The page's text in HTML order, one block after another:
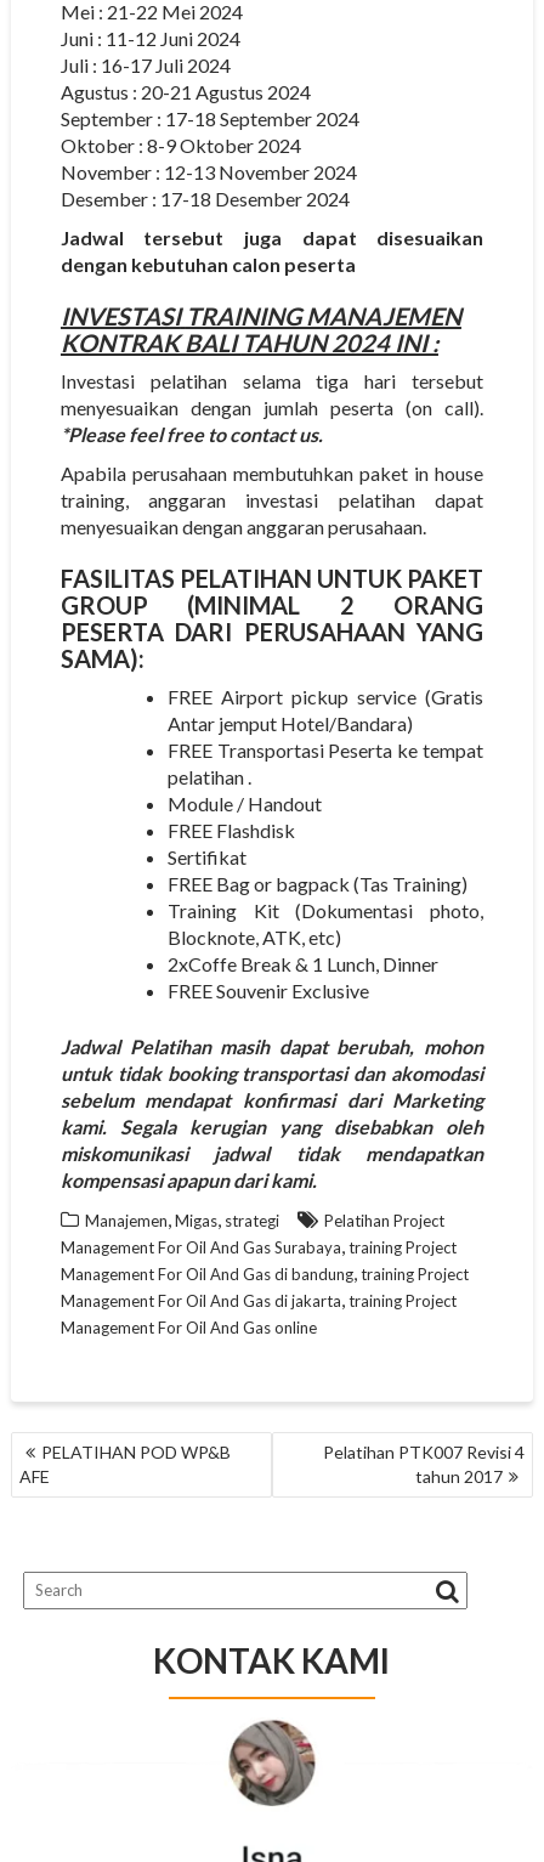
Mei : 21-22 Mei 2024
Juni : 11-12 Juni 2024
Juli : 16-17 Juli 2024
Agustus : 20-21 Agustus 2024
September : 17-18 September 2024
Oktober : 8-9 Oktober 2024
November : 12-13 November 2024
Desember : 17-18 Desember 2024
Jadwal tersebut juga dapat disesuaikan
dengan kebutuhan calon peserta
INVESTASI TRAINING MANAJEMEN
KONTRAK BALI TAHUN 2024 INI :
Investasi pelatihan selama tiga hari tersebut
menyesuaikan dengan jumlah peserta (on call).
*Please feel free to contact us.
Apabila perusahaan membutuhkan paket in house
training, anggaran investasi pelatihan dapat
menyesuaikan dengan anggaran perusahaan.
FASILITAS PELATIHAN UNTUK PAKET
GROUP (MINIMAL 2 ORANG
PESERTA DARI PERUSAHAAN YANG
SAMA):
FREE Airport pickup service (Gratis
Antar jemput Hotel/Bandara)
FREE Transportasi Peserta ke tempat
pelatihan .
Module / Handout
FREE Flashdisk
Sertifikat
FREE Bag or bagpack (Tas Training)
Training Kit (Dokumentasi photo,
Blocknote, ATK, etc)
2xCoffe Break & 1 Lunch, Dinner
FREE Souvenir Exclusive
Jadwal Pelatihan masih dapat berubah, mohon
untuk tidak booking transportasi dan akomodasi
sebelum mendapat konfirmasi dari Marketing
kami. Segala kerugian yang disebabkan oleh
miskomunikasi jadwal tidak mendapatkan
kompensasi apapun dari kami.
Manajemen,Migas, strategi
Pelatihan Project
Management For Oil And Gas Surabaya,training Project
Management For Oil And Gas di bandung,training Project
Management For Oil And Gas di jakarta,training Project
Management For Oil And Gas online
NAVIGASI
POS
PELATIHAN POD WP&B
AFE
Pelatihan PTK007 Revisi 4
tahun 2017
KONTAK KAMI